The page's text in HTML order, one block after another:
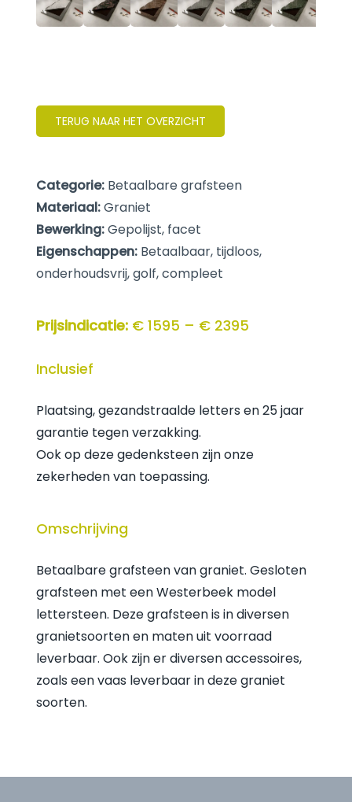
TERUG NAAR HET OVERZICHT
Categorie: Betaalbare grafsteen
Materiaal:Graniet
Bewerking:Gepolijst, facet
Eigenschappen: Betaalbaar, tijdloos,
onderhoudsvrij, golf, compleet
Prijsindicatie: € 1595 – € 2395
Inclusief
Plaatsing, gezandstraalde letters en 25 jaar
garantie tegen verzakking.
Ook op deze gedenksteen zijn onze
zekerheden van toepassing.
Omschrijving
Betaalbare grafsteen van graniet. Gesloten
grafsteen met een Westerbeek model
lettersteen. Deze grafsteen is in diversen
granietsoorten en maten uit voorraad
leverbaar. Ook zijn er diversen accessoires,
zoals een vaas leverbaar in deze graniet
soorten.